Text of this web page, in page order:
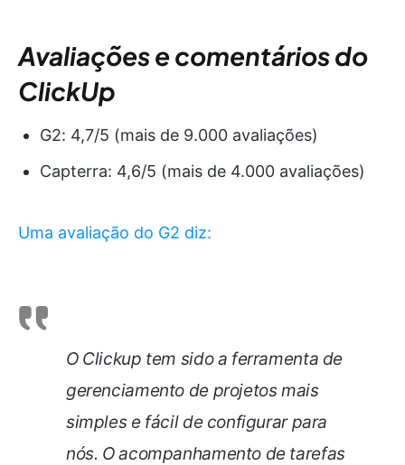
Avaliações e comentários do
ClickUp
G2: 4,7/5 (mais de 9.000 avaliações)
Capterra: 4,6/5 (mais de 4.000 avaliações)
Uma avaliação do G2 diz:
O Clickup tem sido a ferramenta de
gerenciamento de projetos mais
simples e fácil de configurar para
nós. O acompanhamento de tarefas